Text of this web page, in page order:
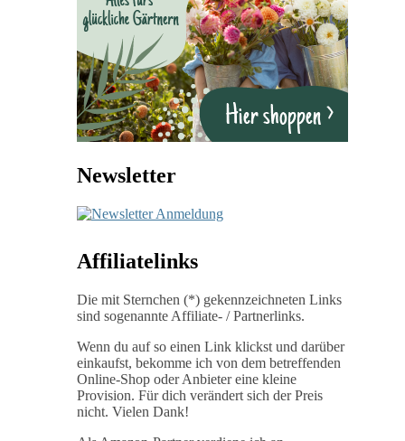
Newsletter
Affiliatelinks
Die mit Sternchen (*) gekennzeichneten Links
sind sogenannte Affiliate- / Partnerlinks.
Wenn du auf so einen Link klickst und darüber
einkaufst, bekomme ich von dem betreffenden
Online-Shop oder Anbieter eine kleine
Provision. Für dich verändert sich der Preis
nicht. Vielen Dank!